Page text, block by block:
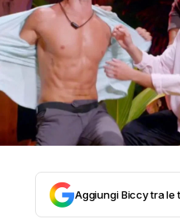
Aggiungi Biccy tra le